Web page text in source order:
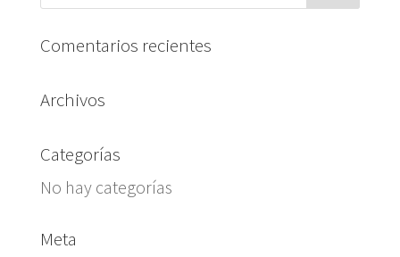
Comentarios recientes
Archivos
Categorías
No hay categorías
Meta